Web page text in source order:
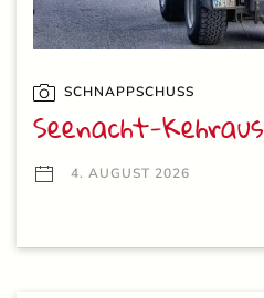
SCHNAPPSCHUSS
Seenacht-Kehraus
4. AUGUST 2026